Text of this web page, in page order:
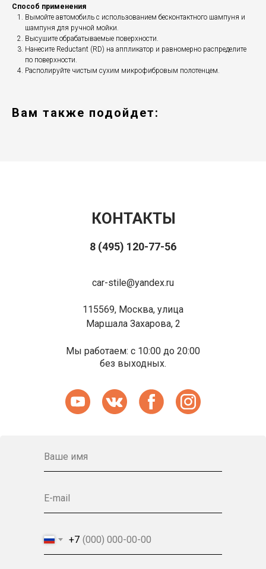
Способ применения
Вымойте автомобиль с использованием бесконтактного шампуня и
шампуня для ручной мойки.
Высушите обрабатываемые поверхности.
Нанесите Reductant (RD) на аппликатор и равномерно распределите
по поверхности.
Располируйте чистым сухим микрофибровым полотенцем.
Вам также подойдет:
КОНТАКТЫ
Ваше имя
E-mail
+7
8 (495) 120-77-56
car-stile@yandex.ru
115569, Москва, улица
Маршала Захарова, 2
Мы работаем: с 10:00 до 20:00
без выходных.